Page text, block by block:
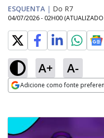
ESQUENTA | Do R7
04/07/2026 - 02H00 (ATUALIZADO
A+ A-
Adicione como fonte